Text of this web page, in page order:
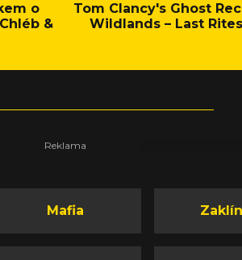
o
&
Tom Clancy's Ghost
Wildlands – Last Rites
Mafia